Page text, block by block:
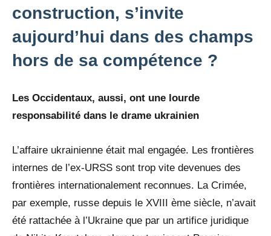
construction, s’invite
aujourd’hui dans des champs
hors de sa compétence ?
Les Occidentaux, aussi, ont une lourde
responsabilité dans le drame ukrainien
L’affaire ukrainienne était mal engagée. Les frontières
internes de l’ex-URSS sont trop vite devenues des
frontières internationalement reconnues. La Crimée,
par exemple, russe depuis le XVIII ème siècle, n’avait
été rattachée à l’Ukraine que par un artifice juridique